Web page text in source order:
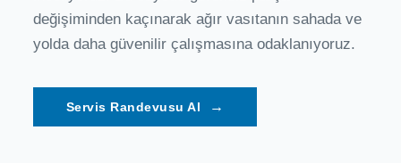
değişiminden kaçınarak ağır vasıtanın sahada ve
yolda daha güvenilir çalışmasına odaklanıyoruz.
→